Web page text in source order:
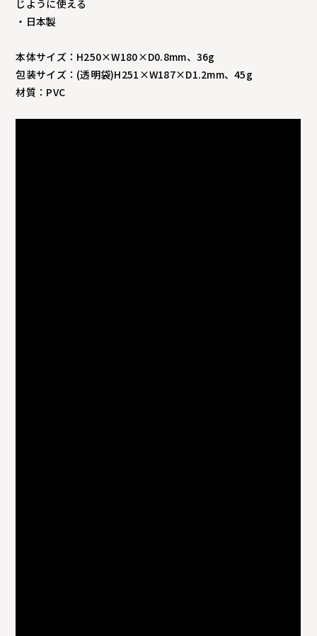
じように使える
・日本製
本体サイズ：H250×W180×D0.8mm、36g
包装サイズ：(透明袋)H251×W187×D1.2mm、45g
材質：PVC